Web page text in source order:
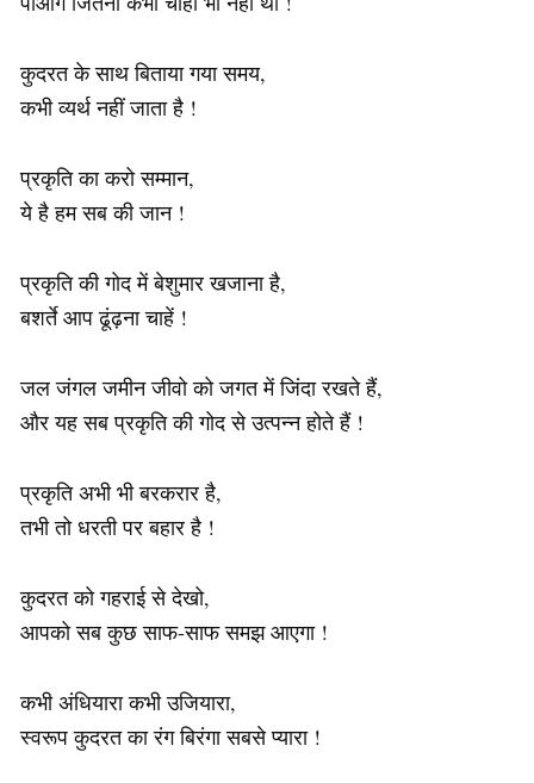
कुदरत के साथ बिताया गया समय,
कभी व्यर्थ नहीं जाता है !
प्रकृति का करो सम्मान,
ये है हम सब की जान !
प्रकृति की गोद में बेशुमार खजाना है,
बशर्ते आप ढूंढ़ना चाहें !
जल जंगल जमीन जीवो को जगत में जिंदा रखते हैं,
और यह सब प्रकृति की गोद से उत्पन्न होते हैं !
प्रकृति अभी भी बरकरार है,
तभी तो धरती पर बहार है !
कुदरत को गहराई से देखो,
आपको सब कुछ साफ-साफ समझ आएगा !
कभी अंधियारा कभी उजियारा,
स्वरूप कुदरत का रंग बिरंगा सबसे प्यारा !